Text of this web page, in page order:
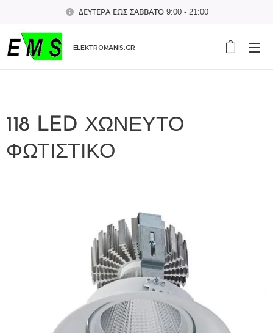
ΔΕΥΤΕΡΑ ΕΩΣ ΣΑΒΒΑΤΟ 9:00 - 21:00
ELEKTROMANIS.GR
118 LED ΧΩΝΕΥΤΟ
ΦΩΤΙΣΤΙΚΟ